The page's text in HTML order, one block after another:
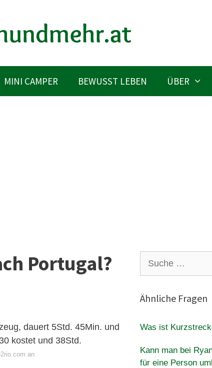
MINI CAMPER BEWUSST LEBEN ÜBER
Portugal?
dauert 5Std. 45Min. und
kostet und 38Std.
an
nach:
Ähnliche Fragen
Was ist
Kann man bei
für eine Person